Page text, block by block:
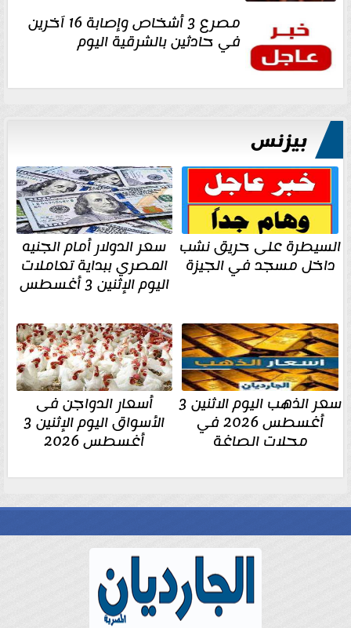
مصرع 3 أشخاص وإصابة 16 آخرين
في حادثين بالشرقية اليوم
بيزنس
السيطرة على حريق نشب
داخل مسجد في الجيزة
سعر الدولار أمام الجنيه
المصري ببداية تعاملات
اليوم الإثنين 3 أغسطس
سعر الذهب اليوم الاثنين 3
أغسطس 2026 في
محلات الصاغة
أسعار الدواجن فى
الأسواق اليوم الإثنين 3
أغسطس 2026